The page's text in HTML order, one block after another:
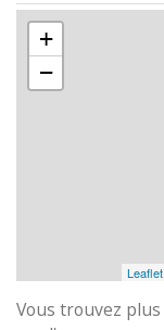
+
−
Leaflet
Vous trouvez